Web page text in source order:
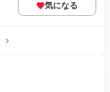
気になる